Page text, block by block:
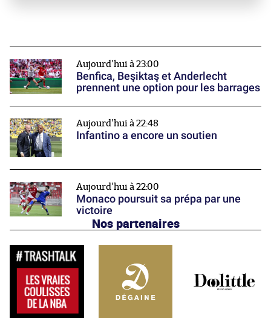
Aujourd'hui à 23:00
Benfica, Beşiktaş et Anderlecht
prennent une option pour les barrages
Aujourd'hui à 22:48
Infantino a encore un soutien
Aujourd'hui à 22:00
Monaco poursuit sa prépa par une
victoire
Nos partenaires